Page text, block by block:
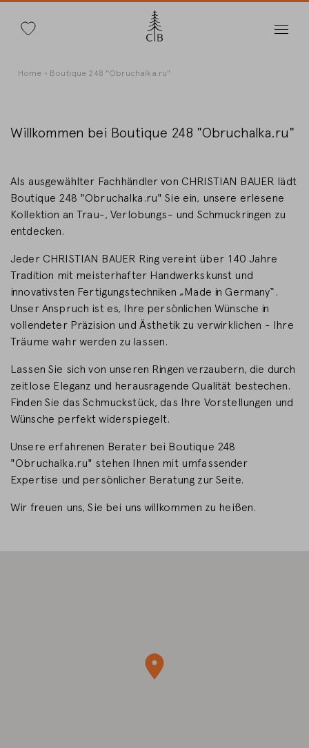
zumPfadnavigation
Home Boutique 248 "Obruchalka.ru"
Willkommen bei Boutique 248 "Obruchalka.ru"
Als ausgewählter Fachhändler von CHRISTIAN BAUER lädt
Boutique 248 "Obruchalka.ru" Sie ein, unsere erlesene
Kollektion an Trau-, Verlobungs- und Schmuckringen zu
entdecken.
Jeder CHRISTIAN BAUER Ring vereint über 140 Jahre
Tradition mit meisterhafter Handwerkskunst und
innovativsten Fertigungstechniken „Made in Germany“.
Unser Anspruch ist es, Ihre persönlichen Wünsche in
vollendeter Präzision und Ästhetik zu verwirklichen - Ihre
Träume wahr werden zu lassen.
Lassen Sie sich von unseren Ringen verzaubern, die durch
zeitlose Eleganz und herausragende Qualität bestechen.
Finden Sie das Schmuckstück, das Ihre Vorstellungen und
Wünsche perfekt widerspiegelt.
Unsere erfahrenen Berater bei Boutique 248
"Obruchalka.ru" stehen Ihnen mit umfassender
Expertise und persönlicher Beratung zur Seite.
Wir freuen uns, Sie bei uns willkommen zu heißen.
Land wechseln
Deutschland
LAND WECHSELN